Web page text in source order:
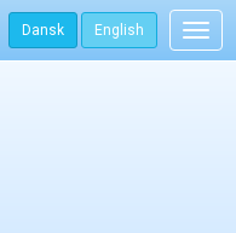
Dansk English